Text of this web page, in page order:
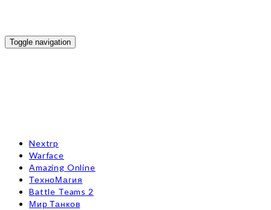
Toggle navigation
Nextrp
Warface
Amazing Online
ТехноМагия
Battle Teams 2
Мир Танков